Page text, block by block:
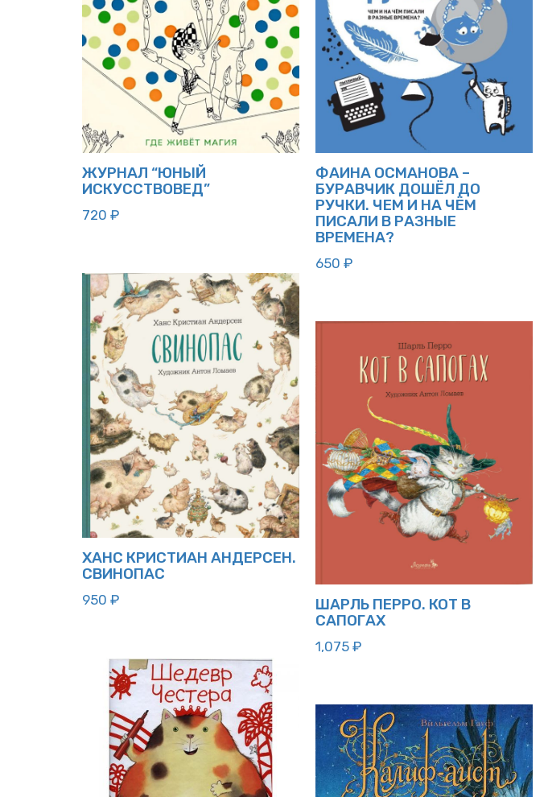
ЖУРНАЛ “ЮНЫЙ
ИСКУССТВОВЕД”
720 ₽
ФАИНА ОСМАНОВА –
БУРАВЧИК ДОШЁЛ ДО
РУЧКИ. ЧЕМ И НА ЧЁМ
ПИСАЛИ В РАЗНЫЕ
ВРЕМЕНА?
650 ₽
ХАНС КРИСТИАН АНДЕРСЕН.
СВИНОПАС
950 ₽
ШАРЛЬ ПЕРРО. КОТ В
САПОГАХ
1,075 ₽